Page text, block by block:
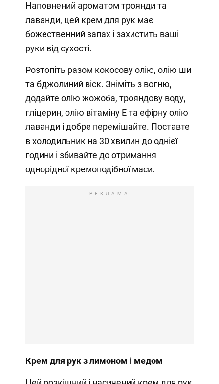
Наповнений ароматом троянди та
лаванди, цей крем для рук має
божественний запах і захистить ваші
руки від сухості.
Розтопіть разом кокосову олію, олію ши
та бджолиний віск. Зніміть з вогню,
додайте олію жожоба, трояндову воду,
гліцерин, олію вітаміну Е та ефірну олію
лаванди і добре перемішайте. Поставте
в холодильник на 30 хвилин до однієї
години і збивайте до отримання
однорідної кремоподібної маси.
РЕКЛАМА
Крем для рук з лимоном і медом